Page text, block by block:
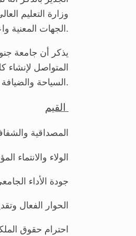
وزارة التعليم
الجهات المعنية واعتماد مبلغ 137 مليون جنية للإنشاءات.
يذكر أن جامعة
المتواصل لإنشاء
السياحة والضيافة بشكل عام.
المصداقية
الولاء والانتماء
جودة الأداء
الحوار الفعال
احترام حقوق